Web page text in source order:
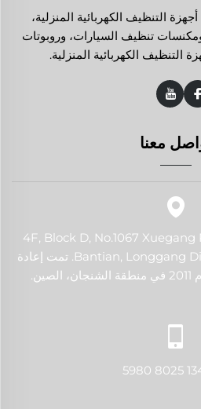
التنظيف الكهربائية المنزلية،
تنظيف السيارات، وروبوتات
التنظيف الكهربائية المنزلية.
معنا
412, 4F, Block D, No.1067
Bantian, Longgang District, Shenzhen, China. تمت إعادة